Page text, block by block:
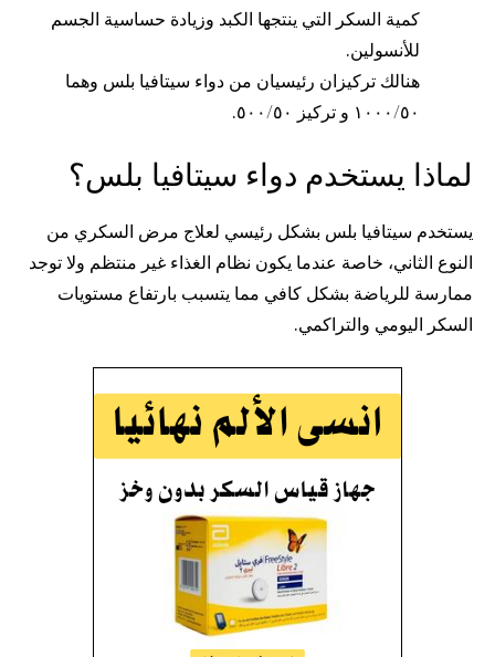
كمية السكر التي ينتجها الكبد وزيادة حساسية الجسم
للأنسولين.
هنالك تركيزان رئيسيان من دواء سيتافيا بلس وهما
١٠٠٠/٥٠ و تركيز ٥٠٠/٥٠.
لماذا يستخدم دواء سيتافيا بلس؟
يستخدم سيتافيا بلس بشكل رئيسي لعلاج مرض السكري من
النوع الثاني، خاصة عندما يكون نظام الغذاء غير منتظم ولا توجد
ممارسة للرياضة بشكل كافي مما يتسبب بارتفاع مستويات
السكر اليومي والتراكمي.